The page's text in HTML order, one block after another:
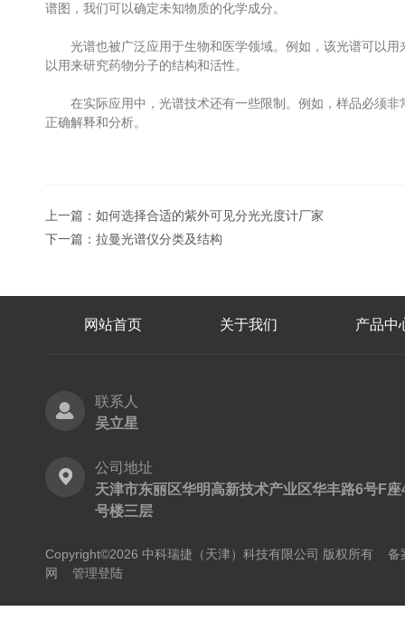
谱图，我们可以确定未知物质的化学成分。
光谱也被广泛应用于生物和医学领域。例如，该光谱可以用
以用来研究药物分子的结构和活性。
在实际应用中，光谱技术还有一些限制。例如，样品必须非
正确解释和分析。
上一篇： 如何选择合适的紫外可见分光光度计厂家
下一篇： 拉曼光谱仪分类及结构
网站首页 关于我们 产品中
联系人
吴立星
公司地址
天津市东丽区华明高新技术产业区华丰路6号F座
号楼三层
Copyright©2026 中科瑞捷（天津）科技有限公司 版权所有 备
网
管理登陆